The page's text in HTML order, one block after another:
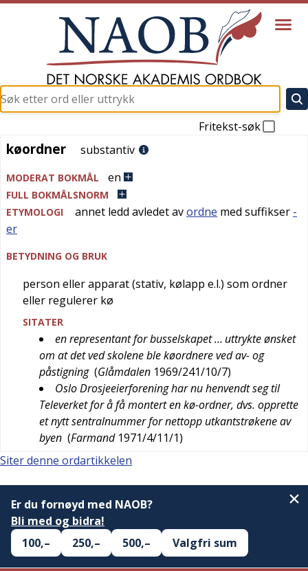
Fritekst-søk
køordner
køordner substantiv
MODERAT BOKMÅL en
FULL BOKMÅLSNORM
ETYMOLOGI
annet ledd avledet avordne med suffikser -
er
BETYDNING OG BRUK
person eller apparat (stativ, kølapp e.l.) som ordner
eller regulerer kø
SITATER
en representant for busselskapet … uttrykte ønsket
om at det ved skolene ble køordnere ved av- og
påstigning (Glåmdalen 1969/241/10/7)
Oslo Drosjeeierforening har nu henvendt seg til
Televerket for å få montert en kø-ordner, dvs. opprette
et nytt sentralnummer for nettopp utkantstrøkene av
byen (Farmand 1971/4/11/1)
Siter denne ordartikkelen
Er du fornøyd med NAOB?
Bli med og bidra!
100,–
250,– 500,– Valgfri sum